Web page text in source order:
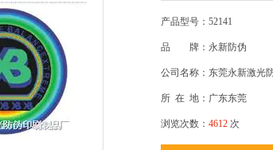
产品型号：52141
品 牌：永新防伪
公司名称：东莞永新激光
所 在 地：广东东莞
浏览次数： 4612 次